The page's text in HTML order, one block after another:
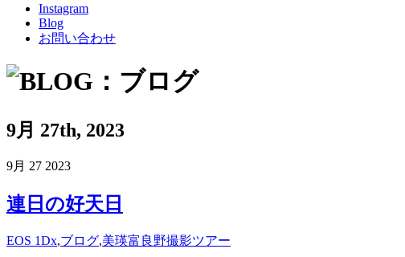
Instagram
Blog
お問い合わせ
9月 27th, 2023
9月 27 2023
連日の好天日
EOS 1Dx,ブログ,美瑛富良野撮影ツアー